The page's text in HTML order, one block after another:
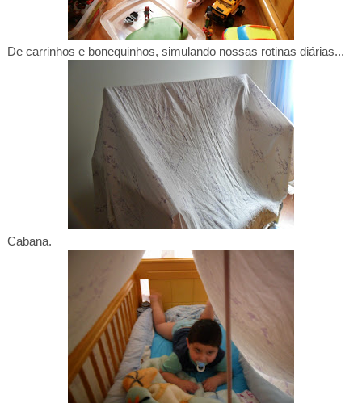
De carrinhos e bonequinhos, simulando nossas rotinas diárias...
Cabana.